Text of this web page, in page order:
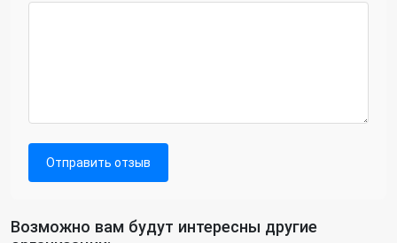
Отправить отзыв
Возможно вам будут интересны другие